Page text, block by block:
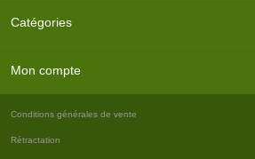
Catégories
Mon compte
Conditions générales de vente
Rétractation